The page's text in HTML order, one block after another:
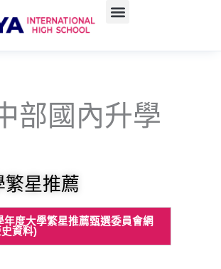
部國內升學
繁星推薦
年度大學繁星推薦甄選委員會網
資料)